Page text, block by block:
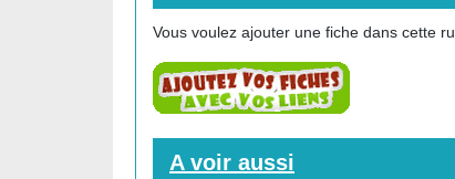
Vous voulez ajouter une fiche dans cette
A voir aussi